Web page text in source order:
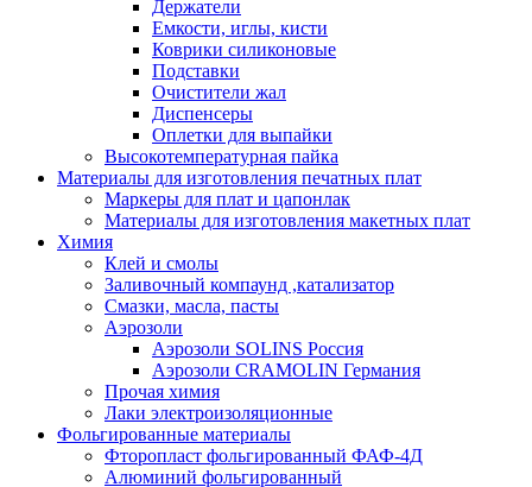
Держатели
Емкости, иглы, кисти
Коврики силиконовые
Подставки
Очистители жал
Диспенсеры
Оплетки для выпайки
Высокотемпературная пайка
Материалы для изготовления печатных плат
Маркеры для плат и цапонлак
Материалы для изготовления макетных плат
Химия
Клей и смолы
Заливочный компаунд ,катализатор
Смазки, масла, пасты
Аэрозоли
Аэрозоли SOLINS Россия
Аэрозоли CRAMOLIN Германия
Прочая химия
Лаки электроизоляционные
Фольгированные материалы
Фторопласт фольгированный ФАФ-4Д
Алюминий фольгированный